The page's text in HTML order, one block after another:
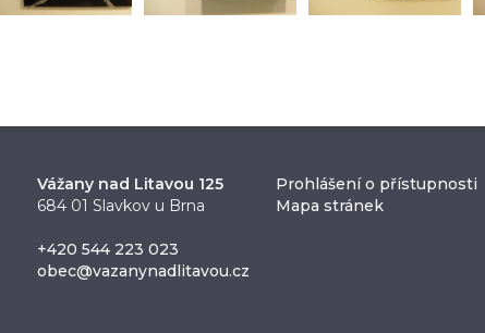
Vážany nad Litavou 125
684 01 Slavkov u Brna
+420 544 223 023
obec@vazanynadlitavou.cz
Prohlášení o přístupnosti
Mapa stránek